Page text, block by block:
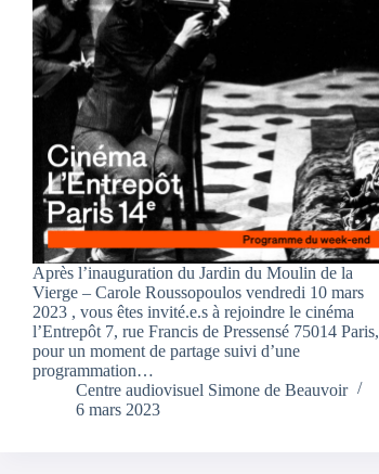
Après l’inauguration du Jardin du Moulin de la
Vierge – Carole Roussopoulos vendredi 10 mars
2023 , vous êtes invité.e.s à rejoindre le cinéma
l’Entrepôt 7, rue Francis de Pressensé 75014 Paris,
pour un moment de partage suivi d’une
programmation…
Centre audiovisuel Simone de Beauvoir
6 mars 2023